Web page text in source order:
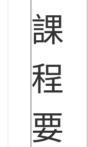
課
程
要